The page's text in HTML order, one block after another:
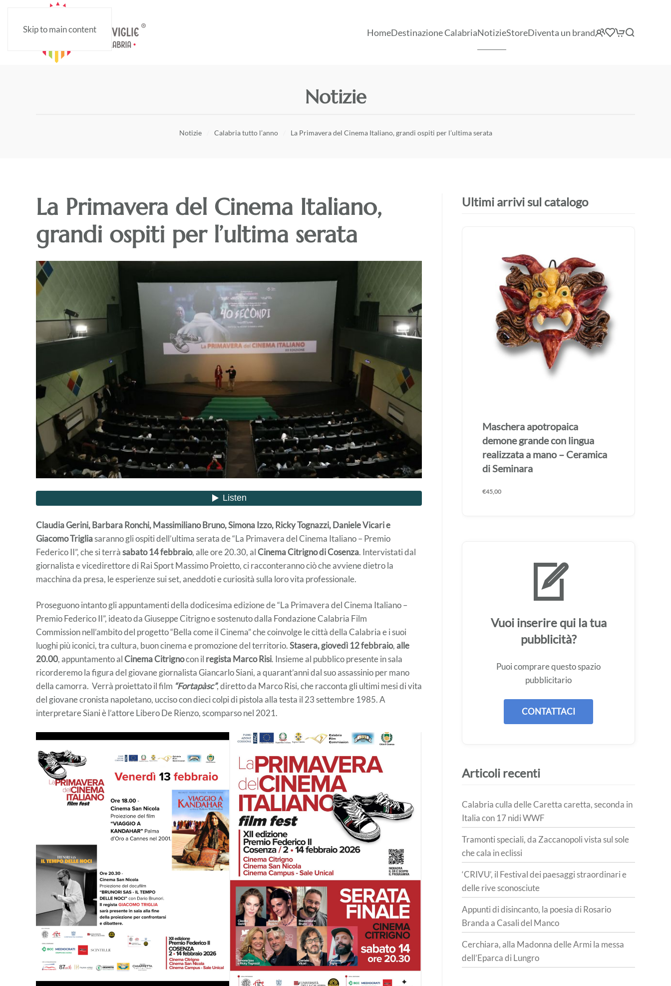
Skip to main content HomeDestinazione CalabriaNotizieStoreDiventa un brand
Notizie
Notizie Calabria tutto l’anno La Primavera del Cinema Italiano, grandi ospiti per l’ultima serata
La Primavera del Cinema Italiano,
grandi ospiti per l’ultima serata
Claudia Gerini, Barbara Ronchi, Massimiliano Bruno, Simona Izzo, Ricky Tognazzi, Daniele Vicari e
Giacomo Trigliasaranno gli ospiti dell’ultima serata de “La Primavera del Cinema Italiano – Premio
Federico II”, che si terràsabato 14 febbraio, alle ore 20.30, alCinema Citrigno di Cosenza. Intervistati dal
giornalista e vicedirettore di Rai Sport Massimo Proietto, ci racconteranno ciò che avviene dietro la
macchina da presa, le esperienze sui set, aneddoti e curiosità sulla loro vita professionale.
Proseguono intanto gli appuntamenti della dodicesima edizione de “La Primavera del Cinema Italiano –
Premio Federico II”, ideato da Giuseppe Citrigno e sostenuto dalla Fondazione Calabria Film
Commission nell’ambito del progetto “Bella come il Cinema” che coinvolge le città della Calabria e i suoi
luoghi più iconici, tra cultura, buon cinema e promozione del territorio.Stasera, giovedì 12 febbraio,alle
20.00, appuntamento alCinema Citrignocon il regista Marco Risi. Insieme al pubblico presente in sala
ricorderemo la figura del giovane giornalista Giancarlo Siani, a quarant’anni dal suo assassinio per mano
della camorra. Verrà proiettato il film “Fortapàsc”, diretto da Marco Risi, che racconta gli ultimi mesi di vita
del giovane cronista napoletano, ucciso con dieci colpi di pistola alla testa il 23 settembre 1985. A
interpretare Siani è l’attore Libero De Rienzo, scomparso nel 2021.
Ultimi arrivi sul catalogo
Maschera apotropaica
demone grande con lingua
realizzata a mano – Ceramica
di Seminara
€45,00
Vuoi inserire qui la tua
pubblicità?
Puoi comprare questo spazio
pubblicitario
CONTATTACI
Articoli recenti
Calabria culla delle Caretta caretta, seconda in
Italia con 17 nidi WWF
Tramonti speciali, da Zaccanopoli vista sul sole
che cala in eclissi
‘CRIVU’, il Festival dei paesaggi straordinari e
delle rive sconosciute
Appunti di disincanto, la poesia di Rosario
Branda a Casali del Manco
Cerchiara, alla Madonna delle Armi la messa
dell’Eparca di Lungro